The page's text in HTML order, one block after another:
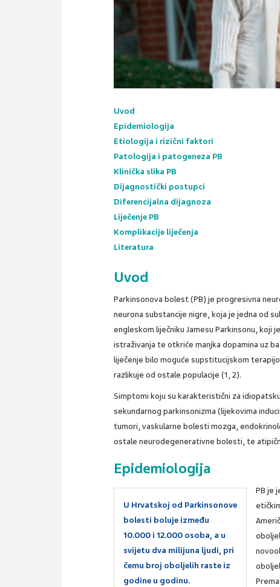
Uvod
Epidemiologija
Etiologija i rizični faktori
Patologija i patogeneza PB
Klinička slika PB
Dijagnostički postupci
Diferencijalna dijagnoza
Liječenje PB
Komplikacije liječenja
Literatura
Uvod
Parkinsonova bolest (PB) je progresivna
neurona substancije nigre, koja je jedna od
engleskom liječniku Jamesu Parkinsonu, koji
istraživanja te otkriće manjka dopamina uz
liječenje bilo moguće supstitucijskom
razlikuje od ostale populacije (1, 2).
Simptomi koju su karakteristični za
sekundarnog parkinsonizma (lijekovima
tumori, vaskularne bolesti mozga,
ostale neurodegenerativne bolesti, te
Epidemiologija
U Hrvatskoj od Parkinsonove
bolesti boluje između
10.000 i 12.000 osoba, a u
svijetu dva milijuna ljudi, pri
čemu broj oboljelih raste iz
godine u godinu.
PB je